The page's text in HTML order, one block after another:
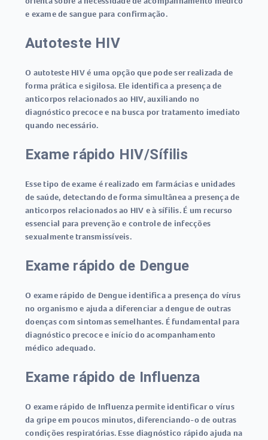
e exame de sangue para confirmação.
Autoteste HIV
O autoteste HIVé uma opção que pode ser realizada de
forma prática e sigilosa. Ele identifica a presença de
anticorpos relacionados ao HIV, auxiliando no
diagnóstico precoce e na busca por tratamento imediato
quando necessário.
Exame rápido HIV/Sífilis
Esse tipo de exame é realizado em farmácias e unidades
de saúde, detectando de forma simultânea a presença de
anticorpos relacionados ao HIV e à sífilis. É um recurso
essencial para prevenção e controle de infecções
sexualmente transmissíveis.
Exame rápido de Dengue
O exame rápido de Dengue identifica a presença do vírus
no organismo e ajuda a diferenciar a dengue de outras
doenças com sintomas semelhantes. É fundamental para
diagnóstico precoce e início do acompanhamento
médico adequado.
Exame rápido de Influenza
O exame rápido de Influenzapermite identificar o vírus
da gripe em poucos minutos, diferenciando-o de outras
condições respiratórias. Esse diagnóstico rápido ajuda na